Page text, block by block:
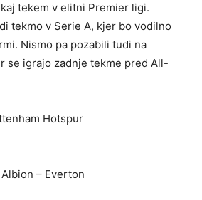
tekem v elitni Premier ligi.
tekmo v Serie A, kjer bo vodilno
Nismo pa pozabili tudi na
se igrajo zadnje tekme pred All-
Hotspur
– Everton